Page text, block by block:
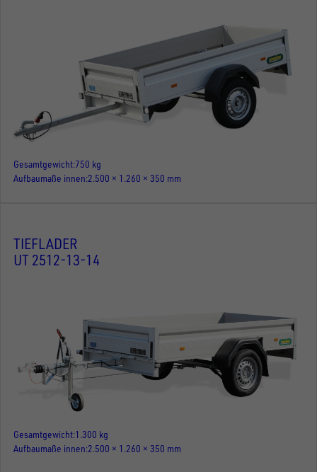
Gesamtgewicht 750 kg
Aufbaumaße innen 2.500 × 1.260 × 350 mm
TIEFLADER
UT 2512-13-14
Gesamtgewicht 1.300 kg
Aufbaumaße innen 2.500 × 1.260 × 350 mm